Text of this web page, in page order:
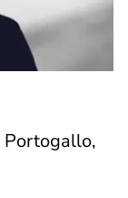
Portogallo,